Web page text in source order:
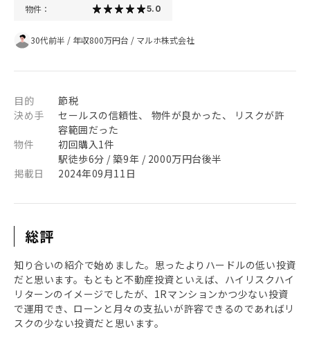
物件： 5.0
30代前半 / 年収800万円台 / マルホ株式会社
目的
節税
決め手
セールスの信頼性、 物件が良かった、 リスクが許
容範囲だった
物件
初回購入1件
駅徒歩6分 / 築9年 / 2000万円台後半
掲載日
2024年09月11日
総評
知り合いの紹介で始めました。思ったよりハードルの低い投資
だと思います。もともと不動産投資といえば、ハイリスクハイ
リターンのイメージでしたが、1Rマンションかつ少ない投資
で運用でき、ローンと月々の支払いが許容できるのであればリ
スクの少ない投資だと思います。